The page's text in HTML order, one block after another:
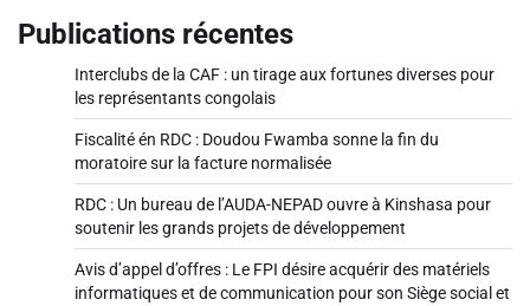
Publications récentes
Interclubs de la CAF : un tirage aux fortunes diverses pour
les représentants congolais
Fiscalité én RDC : Doudou Fwamba sonne la fin du
moratoire sur la facture normalisée
RDC : Un bureau de l’AUDA-NEPAD ouvre à Kinshasa pour
soutenir les grands projets de développement
Avis d’appel d’offres : Le FPI désire acquérir des matériels
informatiques et de communication pour son Siège social et